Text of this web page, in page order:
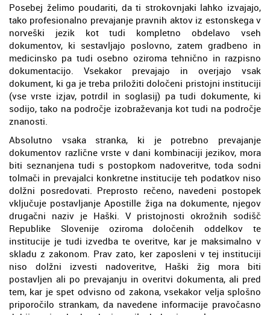
Posebej želimo poudariti, da ti strokovnjaki lahko izvajajo,
tako profesionalno prevajanje pravnih aktov iz estonskega v
norveški jezik kot tudi kompletno obdelavo vseh
dokumentov, ki sestavljajo poslovno, zatem gradbeno in
medicinsko pa tudi osebno oziroma tehnično in razpisno
dokumentacijo. Vsekakor prevajajo in overjajo vsak
dokument, ki ga je treba priložiti določeni pristojni instituciji
(vse vrste izjav, potrdil in soglasij) pa tudi dokumente, ki
sodijo, tako na področje izobraževanja kot tudi na področje
znanosti.
Absolutno vsaka stranka, ki je potrebno prevajanje
dokumentov različne vrste v dani kombinaciji jezikov, mora
biti seznanjena tudi s postopkom nadoveritve, toda sodni
tolmači in prevajalci konkretne institucije teh podatkov niso
dolžni posredovati. Preprosto rečeno, navedeni postopek
vključuje postavljanje Apostille žiga na dokumente, njegov
drugačni naziv je Haški. V pristojnosti okrožnih sodišč
Republike Slovenije oziroma določenih oddelkov te
institucije je tudi izvedba te overitve, kar je maksimalno v
skladu z zakonom. Prav zato, ker zaposleni v tej instituciji
niso dolžni izvesti nadoveritve, Haški žig mora biti
postavljen ali po prevajanju in overitvi dokumenta, ali pred
tem, kar je spet odvisno od zakona, vsekakor velja splošno
priporočilo strankam, da navedene informacije pravočasno